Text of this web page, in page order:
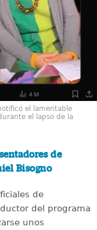
el lamentable
el lapso de la
de
Bisogno
de
del programa
unos